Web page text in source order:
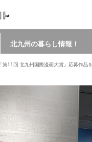
北九州の暮らし情報！
「第11回 北九州国際漫画大賞」応募作